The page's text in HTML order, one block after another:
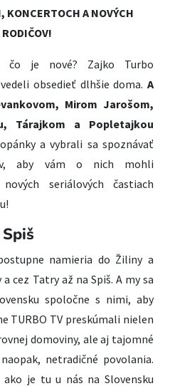
KONCERTOCH A NOVÝCH
čo je nové? Zajko Turbo
obsedieť dlhšie doma. A
Mirom Jarošom,
Tárajkom a Popletajkou
a vybrali sa spoznávať
aby vám o nich mohli
seriálových častiach
namieria do Žiliny a
cez Tatry až na Spiš. A my sa
spoločne s nimi, aby
TURBO TV preskúmali nielen
domoviny, ale aj tajomné
netradičné povolania.
je tu u nás na Slovensku